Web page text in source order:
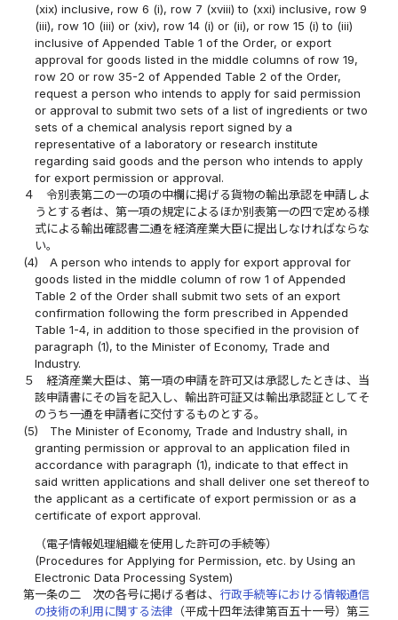
(xix) inclusive, row 6 (i), row 7 (xviii) to (xxi) inclusive, row 9
(iii), row 10 (iii) or (xiv), row 14 (i) or (ii), or row 15 (i) to (iii)
inclusive of Appended Table 1 of the Order, or export
approval for goods listed in the middle columns of row 19,
row 20 or row 35-2 of Appended Table 2 of the Order,
request a person who intends to apply for said permission
or approval to submit two sets of a list of ingredients or two
sets of a chemical analysis report signed by a
representative of a laboratory or research institute
regarding said goods and the person who intends to apply
for export permission or approval.
４
令別表第二の一の項の中欄に掲げる貨物の輸出承認を申請しよ
うとする者は、第一項の規定によるほか別表第一の四で定める様
式による輸出確認書二通を経済産業大臣に提出しなければならな
い。
(4)
A person who intends to apply for export approval for
goods listed in the middle column of row 1 of Appended
Table 2 of the Order shall submit two sets of an export
confirmation following the form prescribed in Appended
Table 1-4, in addition to those specified in the provision of
paragraph (1), to the Minister of Economy, Trade and
Industry.
５
経済産業大臣は、第一項の申請を許可又は承認したときは、当
該申請書にその旨を記入し、輸出許可証又は輸出承認証としてそ
のうち一通を申請者に交付するものとする。
(5)
The Minister of Economy, Trade and Industry shall, in
granting permission or approval to an application filed in
accordance with paragraph (1), indicate to that effect in
said written applications and shall deliver one set thereof to
the applicant as a certificate of export permission or as a
certificate of export approval.
（電子情報処理組織を使用した許可の手続等）
(Procedures for Applying for Permission, etc. by Using an
Electronic Data Processing System)
第一条の二
次の各号に掲げる者は、 行政手続等における情報通信
の技術の利用に関する法律 （平成十四年法律第百五十一号）第三